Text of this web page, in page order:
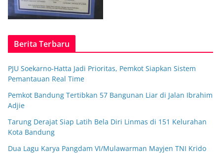
Berita Terbaru
PJU Soekarno-Hatta Jadi Prioritas, Pemkot Siapkan Sistem
Pemantauan Real Time
Pemkot Bandung Tertibkan 57 Bangunan Liar di Jalan Ibrahim
Adjie
Tarung Derajat Siap Latih Bela Diri Linmas di 151 Kelurahan
Kota Bandung
Dua Lagu Karya Pangdam VI/Mulawarman Mayjen TNI Krido